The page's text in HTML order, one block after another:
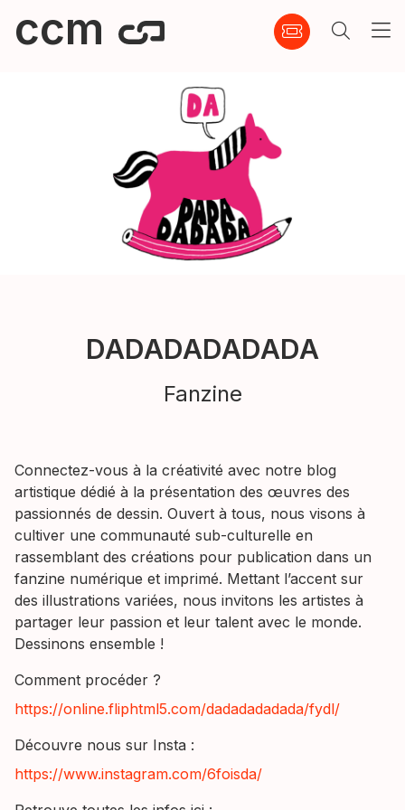
ccm
DADADADADADA
Fanzine
Connectez-vous à la créativité avec notre blog
artistique dédié à la présentation des œuvres des
passionnés de dessin. Ouvert à tous, nous visons à
cultiver une communauté sub-culturelle en
rassemblant des créations pour publication dans un
fanzine numérique et imprimé. Mettant l’accent sur
des illustrations variées, nous invitons les artistes à
partager leur passion et leur talent avec le monde.
Dessinons ensemble !
Comment procéder ?
https://online.fliphtml5.com/dadadadadada/fydl/
Découvre nous sur Insta :
https://www.instagram.com/6foisda/